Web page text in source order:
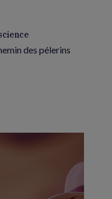
des pélerins